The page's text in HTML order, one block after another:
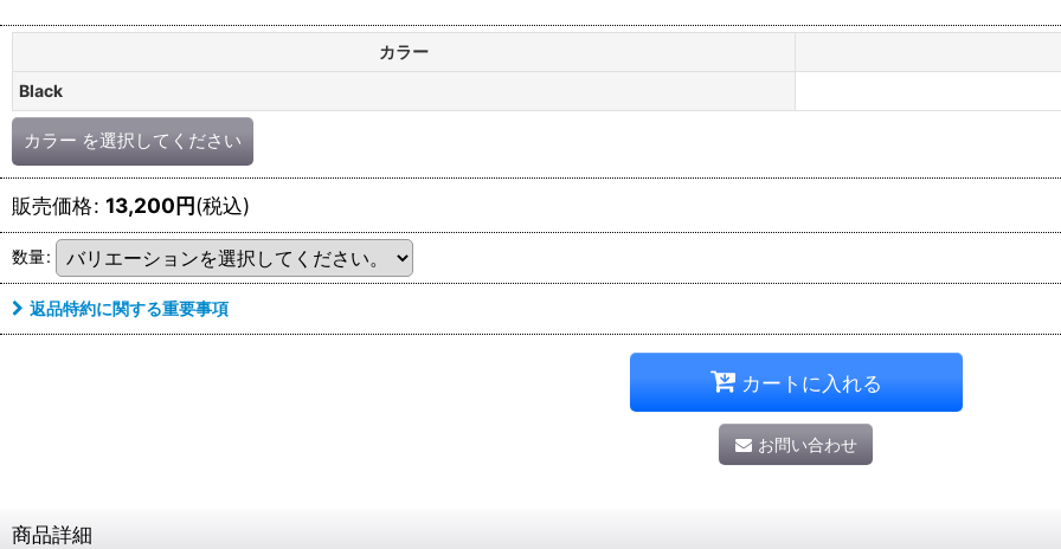
カラー
Black
カラー を選択してください
販売価格: 13,200円(税込)
数量:
返品特約に関する重要事項
カートに入れる
お問い合わせ
商品詳細